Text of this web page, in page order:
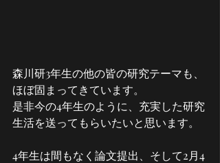
森川研3年生の他の皆の研究テーマも、
ほぼ固まってきています。
是非今の4年生のように、充実した研究
生活を送ってもらいたいと思います。
4年生は間もなく論文提出、そして2月4